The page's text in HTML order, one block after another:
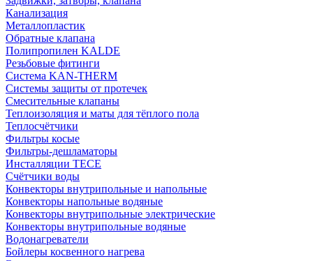
Канализация
Металлопластик
Обратные клапана
Полипропилен KALDE
Резьбовые фитинги
Система KAN-THERM
Системы защиты от протечек
Смесительные клапаны
Теплоизоляция и маты для тёплого пола
Теплосчётчики
Фильтры косые
Фильтры-дешламаторы
Инсталляции TECE
Счётчики воды
Конвекторы внутрипольные и напольные
Конвекторы напольные водяные
Конвекторы внутрипольные электрические
Конвекторы внутрипольные водяные
Водонагреватели
Бойлеры косвенного нагрева